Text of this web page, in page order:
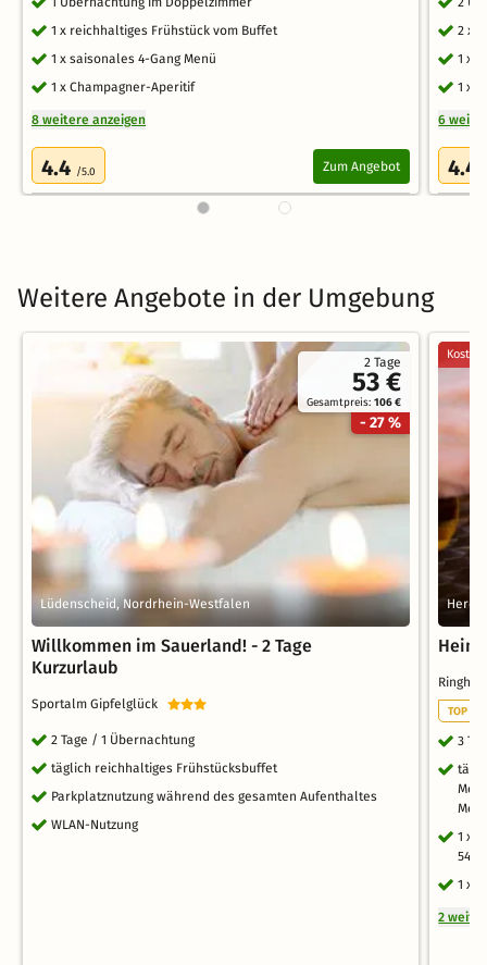
1 x reichhaltiges Frühstück vom Buffet
1 x saisonales 4-Gang Menü
1 x Champagner-Aperitif
8 weitere anzeigen
4.4 /5.0 Zum Angebot
2 x
1 x
1 x
6
4.4
Weitere Angebote in der Umgebung
2 Tage
53 €
Gesamtpreis:106 €
- 27 %
Lüdenscheid, Nordrhein-Westfalen
Willkommen im Sauerland! - 2 Tage
Kurzurlaub
Sportalm Gipfelglück
2 Tage / 1 Übernachtung
täglich reichhaltiges Frühstücksbuffet
Parkplatznutzung während des gesamten Aufenthaltes
WLAN-Nutzung
TOP
3
1 x
54
1 x
2